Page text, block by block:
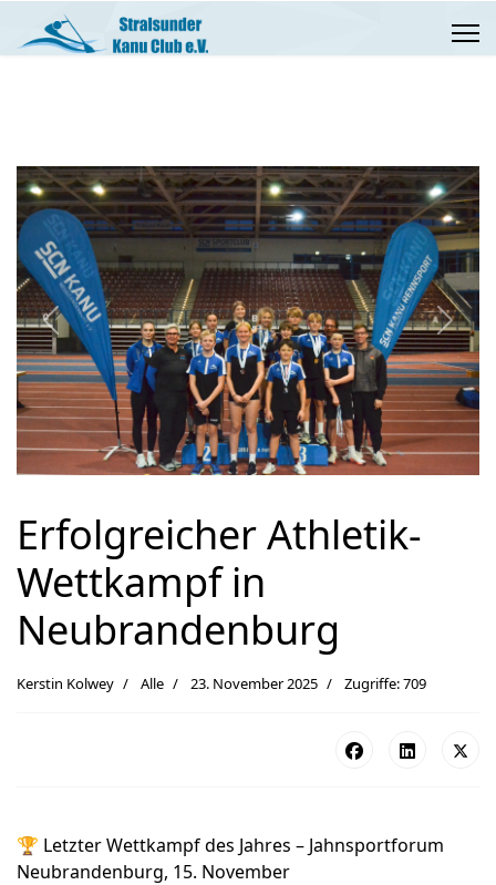
Previous Next
Erfolgreicher Athletik-
Wettkampf in
Neubrandenburg
Kerstin Kolwey Alle 23. November 2025 Zugriffe: 709
🏆 Letzter Wettkampf des Jahres – Jahnsportforum
Neubrandenburg, 15. November